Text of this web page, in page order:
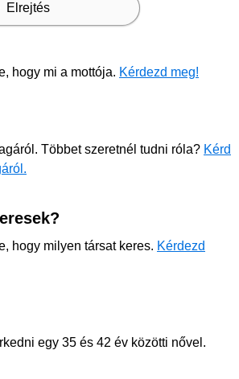
Elrejtés
hogy mi a mottója. Kérdezd meg!
Többet szeretnél tudni róla? Kérd
hogy milyen társat keres. Kérdezd
egy 35 és 42 év közötti nővel.